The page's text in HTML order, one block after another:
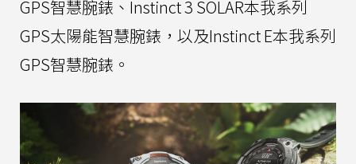
GPS智慧腕錶、Instinct 3 SOLAR本我系列
GPS太陽能智慧腕錶，以及Instinct E本我系列
GPS智慧腕錶。